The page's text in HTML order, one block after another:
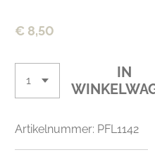
€ 8,50
IN
Artikelnummer: PFL1142